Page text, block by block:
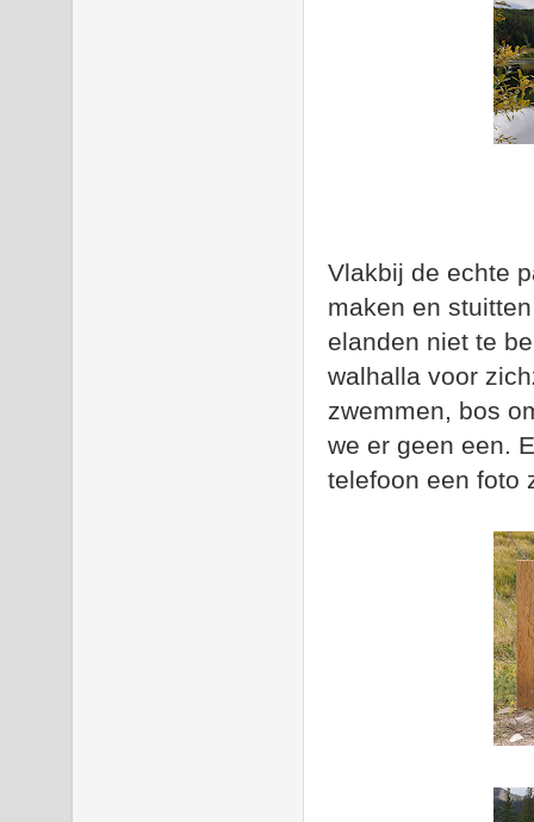
Vlakbij de echte
maken en
elanden niet te
walhalla voor
zwemmen, bos
we er geen een.
telefoon een foto